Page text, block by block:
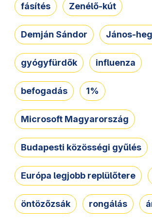
fásítés Zenélő-kút
Demján Sándor János-
gyógyfürdők influenza
befogadás 1%
Microsoft Magyarország
Budapesti közösségi gyűlés
Európa legjobb replülőtere
öntözőzsák rongálás